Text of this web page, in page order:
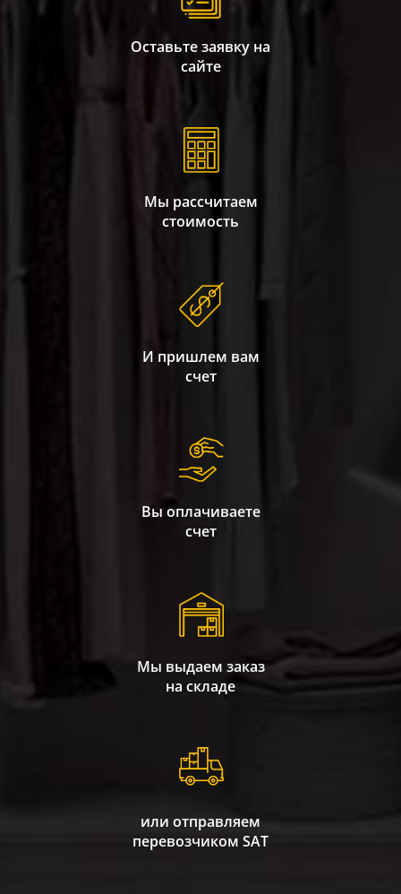
Оставьте заявку на
сайте
Мы рассчитаем
стоимость
И пришлем вам
счет
Вы оплачиваете
счет
Мы выдаем заказ
на складе
или отправляем
перевозчиком SAT